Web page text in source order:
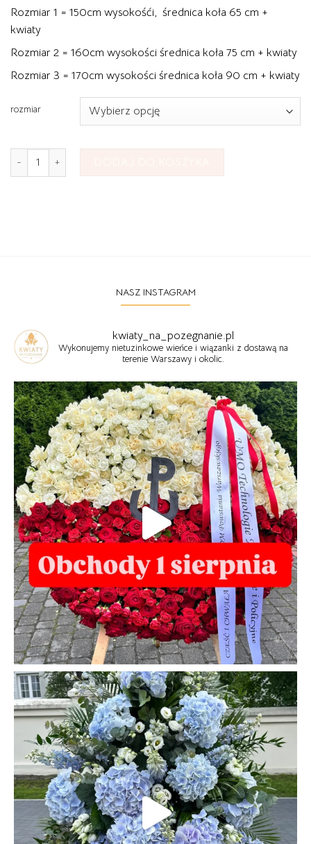
Rozmiar 1 = 150cm wysokośći, średnica koła 65 cm +
kwiaty
Rozmiar 2 = 160cm wysokości średnica koła 75 cm + kwiaty
Rozmiar 3 = 170cm wysokości średnica koła 90 cm + kwiaty
rozmiar
ilość Wieniec Pogrzebowy Rzymski nr 6
NASZ INSTAGRAM
kwiaty_na_pozegnanie.pl
Wykonujemy nietuzinkowe wieńce i wiązanki z dostawą na
terenie Warszawy i okolic.